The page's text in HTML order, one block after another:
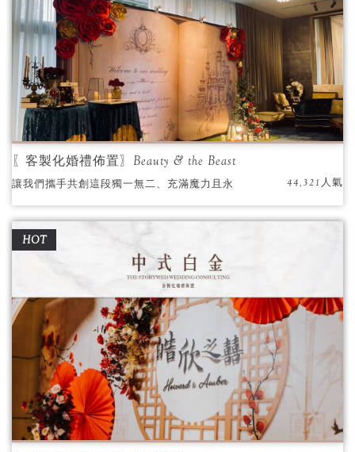
〖客製化婚禮佈置〗Beauty & the Beast
讓我們攜手共創這段獨一無二、充滿魔力且永
不褪色的愛情故事吧！
44,321人氣
HOT